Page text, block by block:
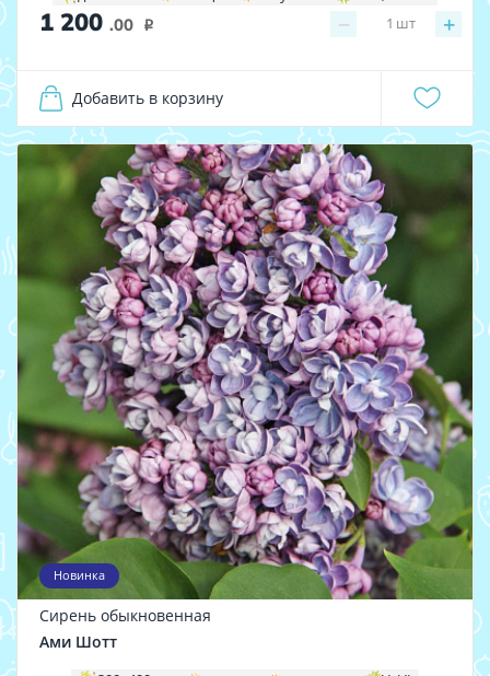
1 200 .00 i − +
1 шт
Добавить в корзину
Новинка
Сирень обыкновенная
Ами Шотт